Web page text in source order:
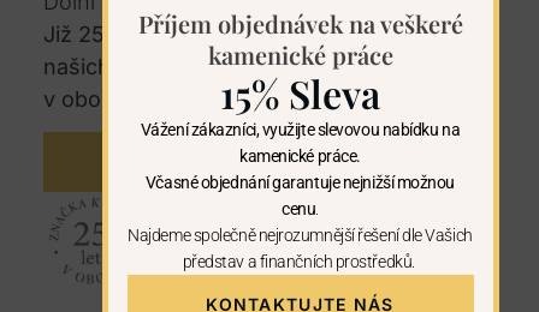
Již 25 let patříme mezi nejlepší kamenictví v
našich regionech. U nás máte záruku 25let
v oboru kamenictví.
KONTAKTUJTE NÁS
Příjem objednávek na veškeré
kamenické práce
15% Sleva
Vážení zákazníci, využijte slevovou nabídku na
kamenické práce.
Včasné objednání garantuje nejnižší možnou
cenu
Najdeme společně nejrozumnější řešení dle Vašich
představ a finančních prostředků.
KONTAKTUJTE NÁS